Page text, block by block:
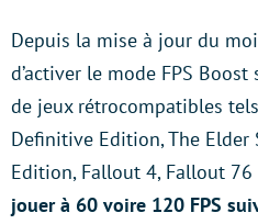
Depuis la mise à jour du
d’activer le mode FPS
de jeux rétrocompatibles
Definitive Edition, The Elder
Edition, Fallout 4, Fallout 76
jouer à 60 voire 120 FPS